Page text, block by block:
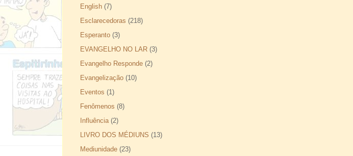
English (7)
Esclarecedoras (218)
Esperanto (3)
EVANGELHO NO LAR (3)
Evangelho Responde (2)
Evangelização (10)
Eventos (1)
Fenômenos (8)
Influência (2)
LIVRO DOS MÉDIUNS (13)
Mediunidade (23)